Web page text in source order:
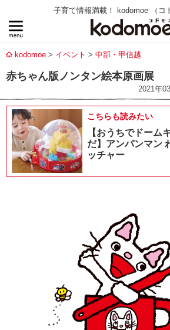
子育て情報満載！ kodomoe （コ
kodomoe イベント 中部・甲信越
赤ちゃん版ノンタン絵本原画展
2021年
こちらも読みたい
【おうちでドーム
だ】アンパンマン
ッチャー